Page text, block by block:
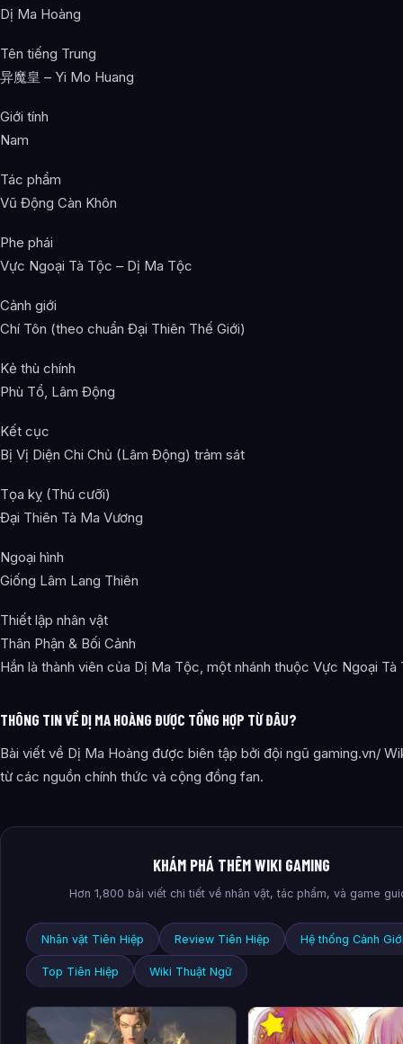
Dị Ma Hoàng
Tên tiếng Trung
异魔皇 – Yi Mo Huang
Giới tính
Nam
Tác phẩm
Vũ Động Càn Khôn
Phe phái
Vực Ngoại Tà Tộc – Dị Ma Tộc
Cảnh giới
Chí Tôn (theo chuẩn Đại Thiên Thế Giới)
Kẻ thù chính
Phù Tổ, Lâm Động
Kết cục
Bị Vị Diện Chi Chủ (Lâm Động) trảm sát
Tọa kỵ (Thú cưỡi)
Đại Thiên Tà Ma Vương
Ngoại hình
Giống Lâm Lang Thiên
Thiết lập nhân vật
Thân Phận & Bối Cảnh
Hắn là thành viên của Dị Ma Tộc, một nhánh thuộc Vực Ngoại Tà
THÔNG TIN VỀ DỊ MA HOÀNG ĐƯỢC TỔNG HỢP TỪ ĐÂU?
Bài viết về Dị Ma Hoàng được biên tập bởi đội ngũ gaming.vn/
từ các nguồn chính thức và cộng đồng fan.
KHÁM PHÁ THÊM WIKI GAMING
Hơn 1,800 bài viết chi tiết về nhân vật, tác phẩm, và game
Nhân vật Tiên Hiệp Review Tiên Hiệp Hệ thống Cảnh
Top Tiên Hiệp Wiki Thuật Ngữ